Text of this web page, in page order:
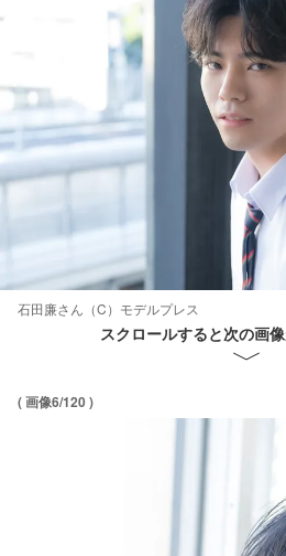
石田廉さん（C）モデルプレス
スクロールすると次の画
( 画像6/120 )